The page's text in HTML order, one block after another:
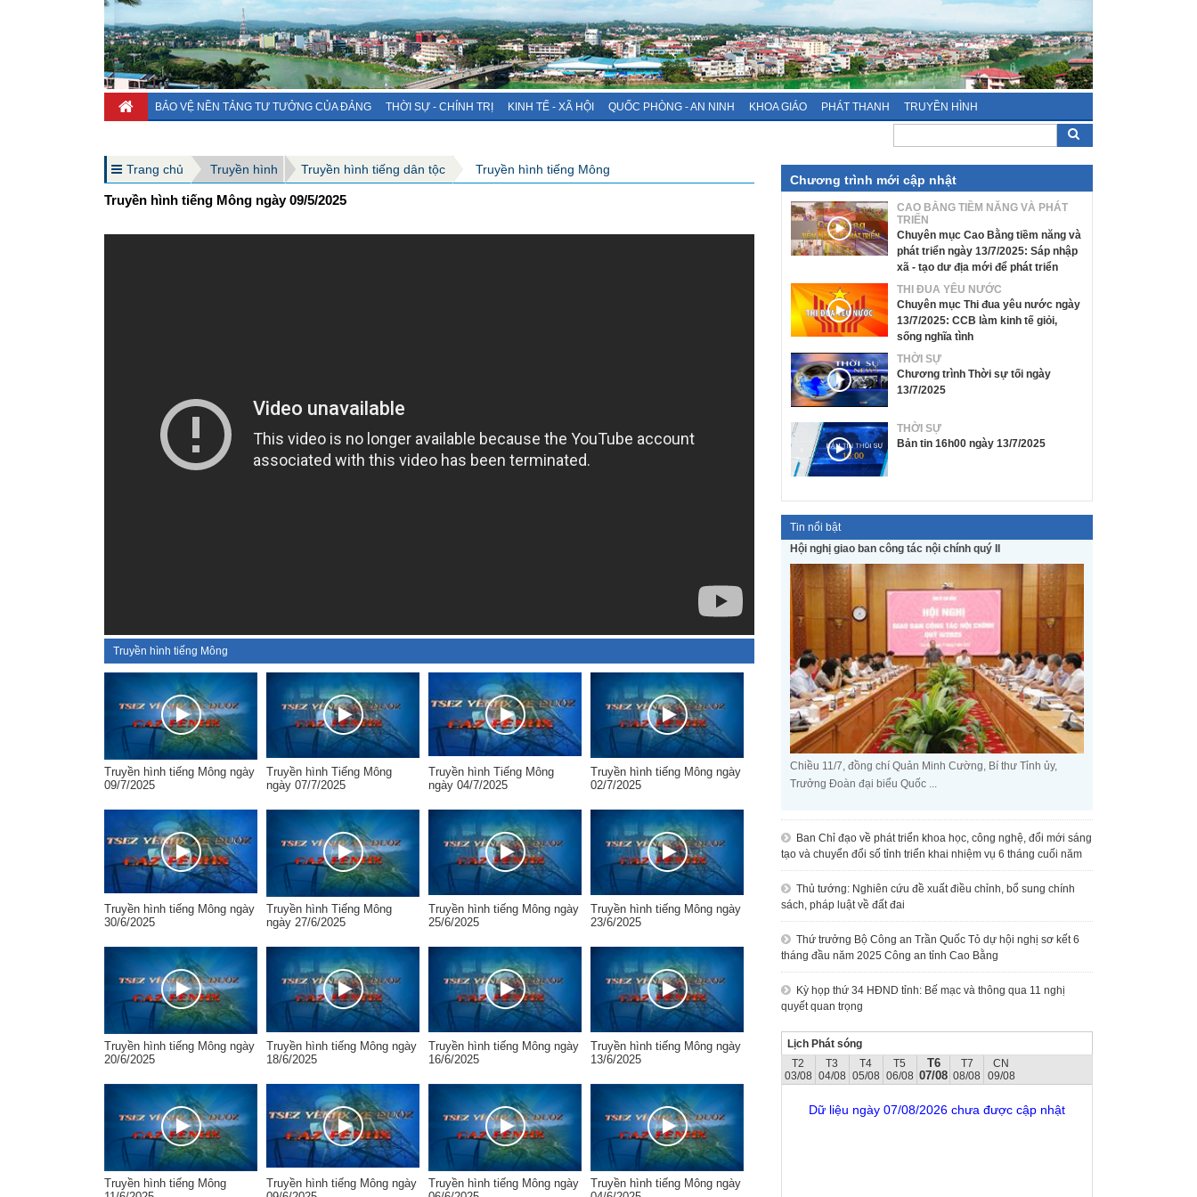
BẢO VỆ NỀN TẢNG TƯ TƯỞNG CỦA ĐẢNG THỜI SỰ - CHÍNH TRỊ KINH TẾ - XÃ HỘI QUỐC PHÒNG - AN NINH KHOA GIÁO PHÁT THANH TRUYỀN HÌNH
Trang chủ Truyền hình Truyền hình tiếng dân tộc Truyền hình tiếng Mông
Truyền hình tiếng Mông ngày 09/5/2025
Truyền hình tiếng Mông
Truyền hình tiếng Mông ngày
09/7/2025
Truyền hình Tiếng Mông
ngày 07/7/2025
Truyền hình Tiếng Mông
ngày 04/7/2025
Truyền hình tiếng Mông ngày
02/7/2025
Truyền hình tiếng Mông ngày
30/6/2025
Truyền hình Tiếng Mông
ngày 27/6/2025
Truyền hình tiếng Mông ngày
25/6/2025
Truyền hình tiếng Mông ngày
23/6/2025
Truyền hình tiếng Mông ngày
20/6/2025
Truyền hình tiếng Mông ngày
18/6/2025
Truyền hình tiếng Mông ngày
16/6/2025
Truyền hình tiếng Mông ngày
13/6/2025
Truyền hình tiếng Mông
Truyền hình tiếng Mông ngày
Truyền hình tiếng Mông ngày
Truyền hình tiếng Mông ngày
Chương trình mới cập nhật
CAO BẰNG TIỀM NĂNG VÀ PHÁT
TRIỂN
Chuyên mục Cao Bằng tiềm năng và
phát triển ngày 13/7/2025: Sáp nhập
xã - tạo dư địa mới để phát triển
THI ĐUA YÊU NƯỚC
Chuyên mục Thi đua yêu nước ngày
13/7/2025: CCB làm kinh tế giỏi,
sống nghĩa tình
THỜI SỰ
Chương trình Thời sự tối ngày
13/7/2025
THỜI SỰ
Bản tin 16h00 ngày 13/7/2025
Tin nổi bật
Hội nghị giao ban công tác nội chính quý II
Chiều 11/7, đồng chí Quản Minh Cường, Bí thư Tỉnh ủy,
Trưởng Đoàn đại biểu Quốc ...
Ban Chỉ đạo về phát triển khoa học, công nghệ, đổi mới sáng
tạo và chuyển đổi số tỉnh triển khai nhiệm vụ 6 tháng cuối năm
Thủ tướng: Nghiên cứu đề xuất điều chỉnh, bổ sung chính
sách, pháp luật về đất đai
Thứ trưởng Bộ Công an Trần Quốc Tỏ dự hội nghị sơ kết 6
tháng đầu năm 2025 Công an tỉnh Cao Bằng
Kỳ họp thứ 34 HĐND tỉnh: Bế mạc và thông qua 11 nghị
quyết quan trọng
Lịch Phát sóng
T2
03/08
T3
04/08
T4
05/08
T5
06/08
T6
07/08
T7
08/08
CN
09/08
Dữ liệu ngày 07/08/2026 chưa được cập nhật